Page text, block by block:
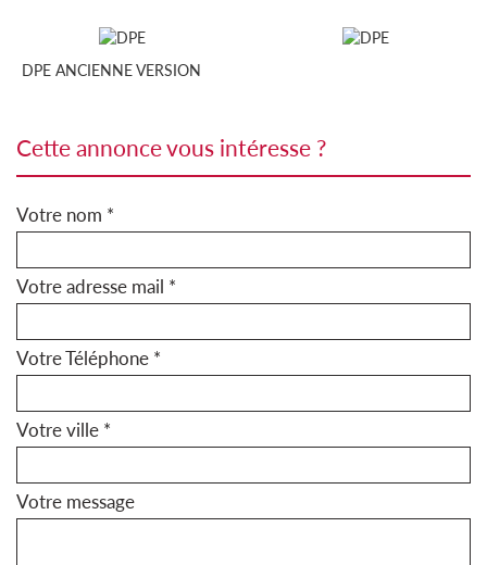
DPE ANCIENNE VERSION
cette annonce vous intéresse ?
Votre nom *
Votre adresse mail *
Votre Téléphone *
Votre ville *
Votre message